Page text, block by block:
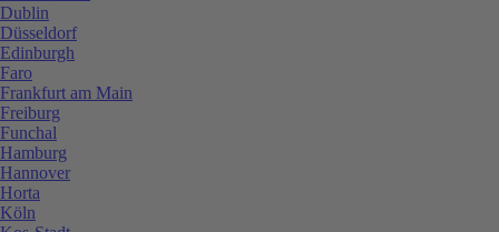
Dublin
Düsseldorf
Edinburgh
Faro
Frankfurt am Main
Freiburg
Funchal
Hamburg
Hannover
Horta
Köln